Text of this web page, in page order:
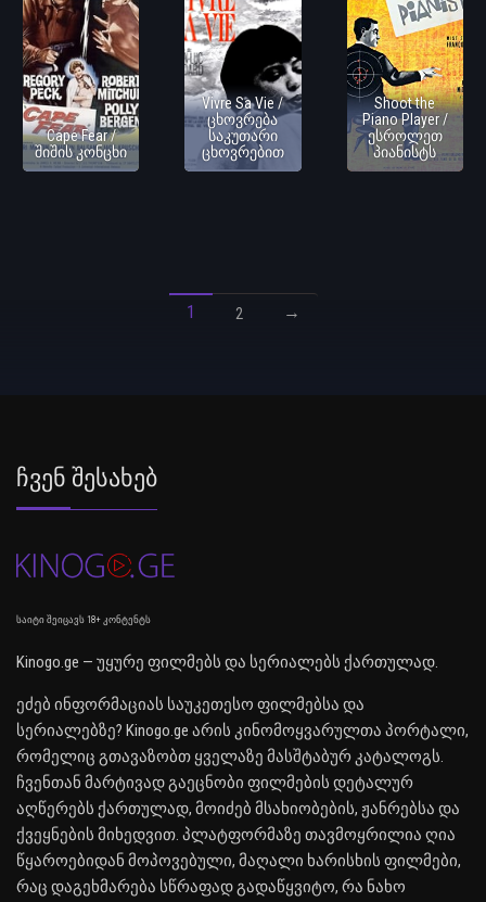
Cape Fear /
შიშის კონცხი
Vivre Sa Vie /
ცხოვრება
საკუთარი
ცხოვრებით
Shoot the
Piano Player /
ესროლეთ
პიანისტს
1 2 →
Ჩვენ Შესახებ
საიტი შეიცავს 18+ კონტენტს
Kinogo.ge — უყურე ფილმებს და სერიალებს ქართულად.
ეძებ ინფორმაციას საუკეთესო ფილმებსა და
სერიალებზე? Kinogo.ge არის კინომოყვარულთა პორტალი,
რომელიც გთავაზობთ ყველაზე მასშტაბურ კატალოგს.
ჩვენთან მარტივად გაეცნობი ფილმების დეტალურ
აღწერებს ქართულად, მოიძებ მსახიობების, ჟანრებსა და
ქვეყნების მიხედვით. პლატფორმაზე თავმოყრილია ღია
წყაროებიდან მოპოვებული, მაღალი ხარისხის ფილმები,
რაც დაგეხმარება სწრაფად გადაწყვიტო, რა ნახო